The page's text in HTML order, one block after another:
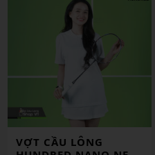
VỢT CẦU LÔNG